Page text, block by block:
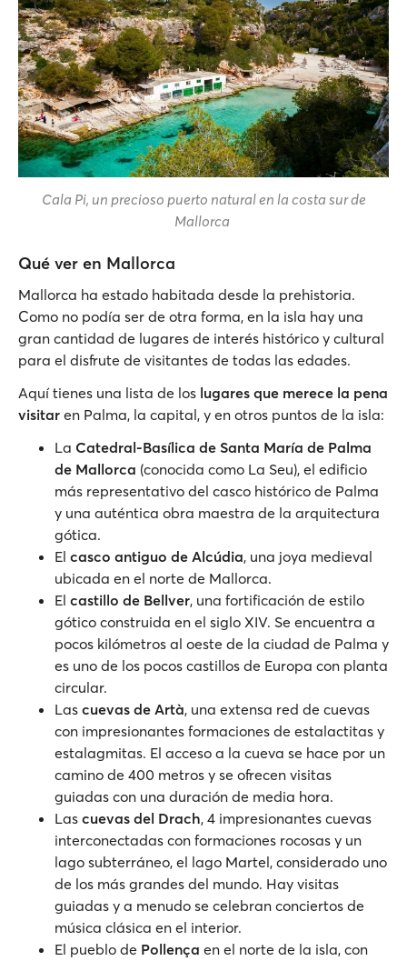
Cala Pi, un precioso puerto natural en la costa sur de
Mallorca
Qué ver en Mallorca
Mallorca ha estado habitada desde la prehistoria.
Como no podía ser de otra forma, en la isla hay una
gran cantidad de lugares de interés histórico y cultural
para el disfrute de visitantes de todas las edades.
Aquí tienes una lista de los lugares que merece la pena
visitar en Palma, la capital, y en otros puntos de la isla:
La Catedral-Basílica de Santa María de Palma
de Mallorca (conocida como La Seu), el edificio
más representativo del casco histórico de Palma
y una auténtica obra maestra de la arquitectura
gótica.
El casco antiguo de Alcúdia, una joya medieval
ubicada en el norte de Mallorca.
El castillo de Bellver, una fortificación de estilo
gótico construida en el siglo XIV. Se encuentra a
pocos kilómetros al oeste de la ciudad de Palma y
es uno de los pocos castillos de Europa con planta
circular.
Las cuevas de Artà, una extensa red de cuevas
con impresionantes formaciones de estalactitas y
estalagmitas. El acceso a la cueva se hace por un
camino de 400 metros y se ofrecen visitas
guiadas con una duración de media hora.
Las cuevas del Drach, 4 impresionantes cuevas
interconectadas con formaciones rocosas y un
lago subterráneo, el lago Martel, considerado uno
de los más grandes del mundo. Hay visitas
guiadas y a menudo se celebran conciertos de
música clásica en el interior.
El pueblo de Pollença en el norte de la isla, con